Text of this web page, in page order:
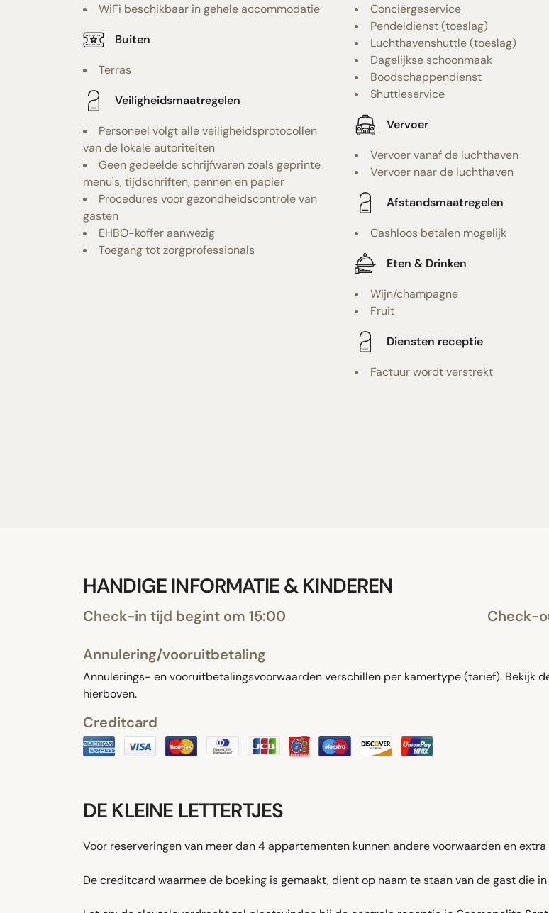
WiFi beschikbaar in gehele accommodatie
Buiten
Terras
Veiligheidsmaatregelen
Personeel volgt alle veiligheidsprotocollen
van de lokale autoriteiten
Geen gedeelde schrijfwaren zoals geprinte
menu's, tijdschriften, pennen en papier
Procedures voor gezondheidscontrole van
gasten
EHBO-koffer aanwezig
Toegang tot zorgprofessionals
Conciërgeservice
Pendeldienst (toeslag)
Luchthavenshuttle (toeslag)
Dagelijkse schoonmaak
Boodschappendienst
Shuttleservice
Vervoer
Vervoer vanaf de luchthaven
Vervoer naar de luchthaven
Afstandsmaatregelen
Cashloos betalen mogelijk
Eten & Drinken
Wijn/champagne
Fruit
Diensten receptie
Factuur wordt verstrekt
HANDIGE INFORMATIE & KINDEREN
Check-in tijd begint om 15:00 Check-
Annulering/vooruitbetaling
Annulerings- en vooruitbetalingsvoorwaarden verschillen per kamertype (tarief). Bekijk
hierboven.
Creditcard
DE KLEINE LETTERTJES
Voor reserveringen van meer dan 4 appartementen kunnen andere voorwaarden en
De creditcard waarmee de boeking is gemaakt, dient op naam te staan van de gast die